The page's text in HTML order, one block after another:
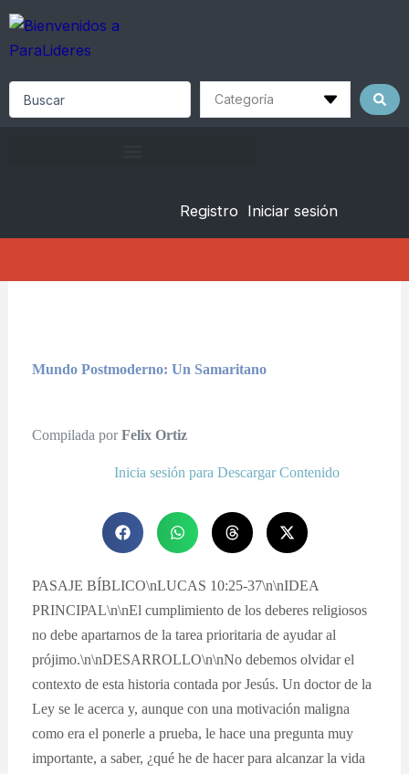
Skip
content
Registro Iniciar sesión
Mundo Postmoderno: Un Samaritano
Compilada porFelix Ortiz
Inicia sesión para Descargar Contenido
PASAJE BÍBLICO\nLUCAS 10:25-37\n\nIDEA
PRINCIPAL\n\nEl cumplimiento de los deberes religiosos
no debe apartarnos de la tarea prioritaria de ayudar al
prójimo.\n\nDESARROLLO\n\nNo debemos olvidar el
contexto de esta historia contada por Jesús. Un doctor de la
Ley se le acerca y, aunque con una motivación maligna
como era el ponerle a prueba, le hace una pregunta muy
importante, a saber, ¿qué he de hacer para alcanzar la vida